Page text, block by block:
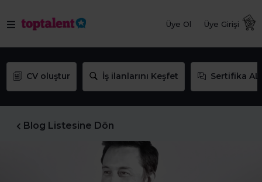
Üye Ol Üye Girişi
CV oluştur İş ilanlarını Keşfet Sertifika AL
Blog Listesine Dön